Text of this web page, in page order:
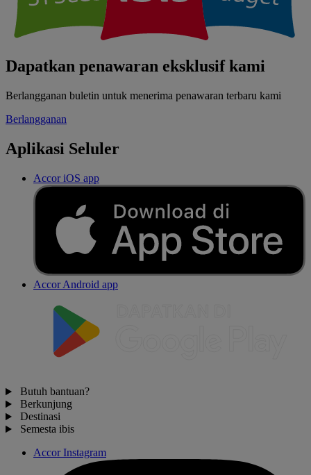
Dapatkan penawaran eksklusif kami
Berlangganan buletin untuk menerima penawaran terbaru kami
Berlangganan
Aplikasi Seluler
Accor iOS app
Accor Android app
Butuh bantuan?
Berkunjung
Destinasi
Semesta ibis
Accor Instagram